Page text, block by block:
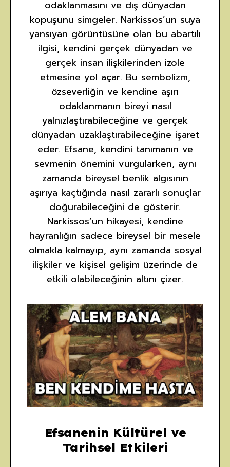
odaklanmasını ve dış dünyadan
kopuşunu simgeler. Narkissos’un suya
yansıyan görüntüsüne olan bu abartılı
ilgisi, kendini gerçek dünyadan ve
gerçek insan ilişkilerinden izole
etmesine yol açar. Bu sembolizm,
özseverliğin ve kendine aşırı
odaklanmanın bireyi nasıl
yalnızlaştırabileceğine ve gerçek
dünyadan uzaklaştırabileceğine işaret
eder. Efsane, kendini tanımanın ve
sevmenin önemini vurgularken, aynı
zamanda bireysel benlik algısının
aşırıya kaçtığında nasıl zararlı sonuçlar
doğurabileceğini de gösterir.
Narkissos’un hikayesi, kendine
hayranlığın sadece bireysel bir mesele
olmakla kalmayıp, aynı zamanda sosyal
ilişkiler ve kişisel gelişim üzerinde de
etkili olabileceğinin altını çizer.
Efsanenin Kültürel ve
Tarihsel Etkileri